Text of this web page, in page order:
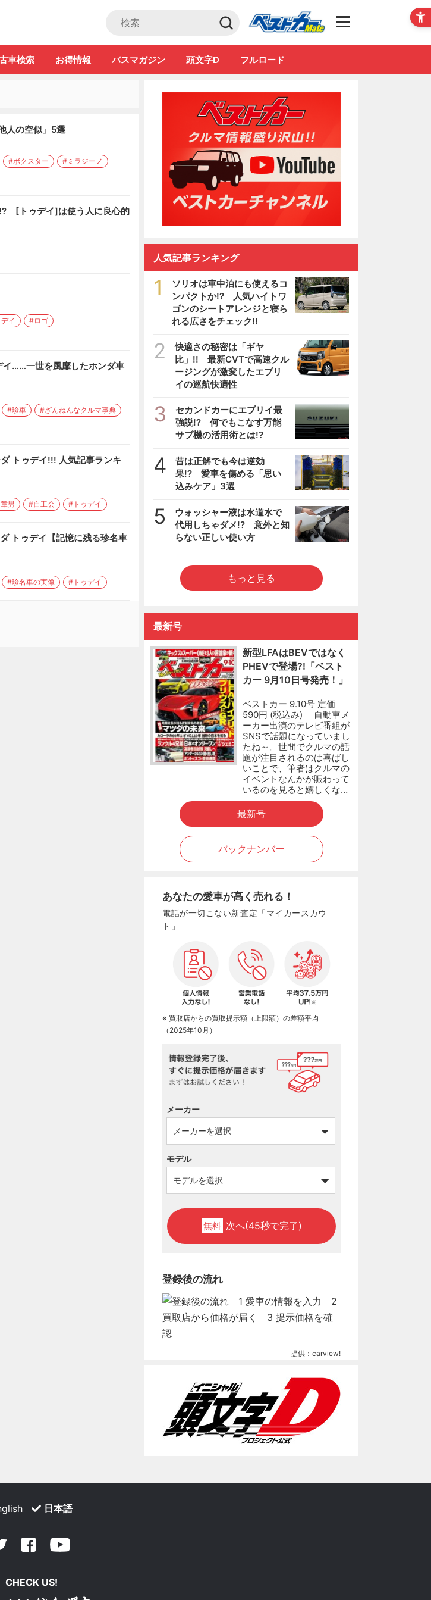
Club
車検索 お得情報 バスマガジン 頭文字D フルロード
人の空似」5選
#ボクスター
#ミラジーノ
[トゥデイ]は使う人に良心的
イ #ロゴ
イ……一世を風靡したホンダ車
#珍車
#ざんねんなクルマ事典
トゥデイ!!! 人気記事ランキ
男 #自工会 #トゥデイ
トゥデイ【記憶に残る珍名車
#珍名車の実像 #トゥデイ
人気記事ランキング
1
ソリオは車中泊にも使えるコ
ンパクトか!? 人気ハイトワ
ゴンのシートアレンジと寝ら
れる広さをチェック!!
2
快適さの秘密は「ギヤ
比」!! 最新CVTで高速クル
ージングが激変したエブリ
イの巡航快適性
3
セカンドカーにエブリイ最
強説!? 何でもこなす万能
サブ機の活用術とは!?
4
昔は正解でも今は逆効
果!? 愛車を傷める「思い
込みケア」3選
5
ウォッシャー液は水道水で
代用しちゃダメ!? 意外と知
らない正しい使い方
もっと見る
最新号
新型LFAはBEVではなく
PHEVで登場?!「ベスト
カー 9月10日号発売！」
ベストカー 9.10号 定価
590円 (税込み) 自動車メ
ーカー出演のテレビ番組が
SNSで話題になっていまし
たね～。世間でクルマの話
題が注目されるのは喜ばし
いことで、筆者はクルマの
イベントなんかが賑わって
いるのを見ると嬉しくな…
最新号
バックナンバー
あなたの愛車が高く売れる！
電話が一切こない新査定「マイカースカウ
ト」
※ 買取店からの買取提示額（上限額）の差額平均
（2025年10月）
メーカー
モデル
無料 次へ(45秒で完了)
登録後の流れ
提供：carview!
日本語
Twitter Facebook
CHECK US!